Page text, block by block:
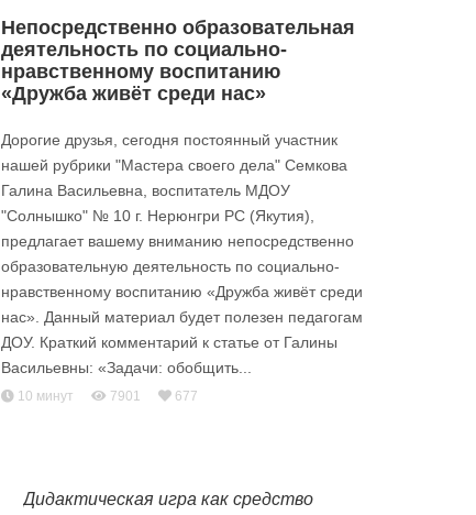
Непосредственно образовательная
деятельность по социально-
нравственному воспитанию
«Дружба живёт среди нас»
Дорогие друзья, сегодня постоянный участник
нашей рубрики "Мастера своего дела" Семкова
Галина Васильевна, воспитатель МДОУ
"Солнышко" № 10 г. Нерюнгри РС (Якутия),
предлагает вашему вниманию непосредственно
образовательную деятельность по социально-
нравственному воспитанию «Дружба живёт среди
нас». Данный материал будет полезен педагогам
ДОУ. Краткий комментарий к статье от Галины
Васильевны: «Задачи: обобщить...
10 минут 7901 677
Дидактическая игра как средство